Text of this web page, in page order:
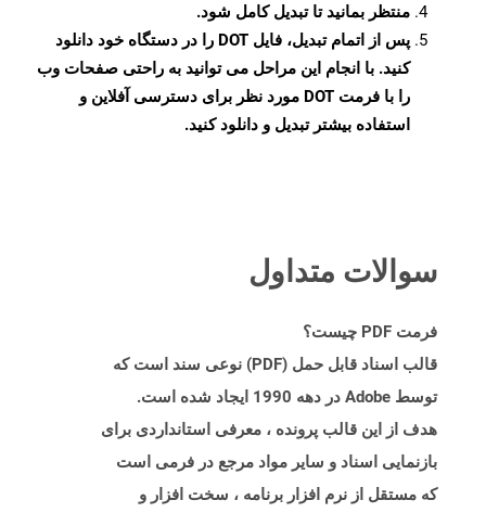
منتظر بمانید تا تبدیل کامل شود.
پس از اتمام تبدیل، فایل DOT را در دستگاه خود دانلود
کنید. با انجام این مراحل می توانید به راحتی صفحات وب
را با فرمت DOT مورد نظر برای دسترسی آفلاین و
استفاده بیشتر تبدیل و دانلود کنید.
سوالات متداول
فرمت PDF چیست؟
قالب اسناد قابل حمل (PDF) نوعی سند است که
توسط Adobe در دهه 1990 ایجاد شده است.
هدف از این قالب پرونده ، معرفی استانداردی برای
بازنمایی اسناد و سایر مواد مرجع در فرمی است
که مستقل از نرم افزار برنامه ، سخت افزار و